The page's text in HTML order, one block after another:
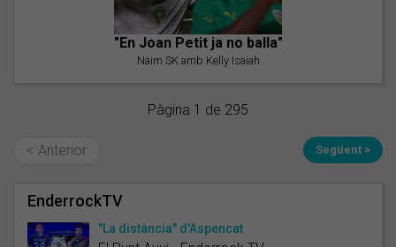
"En Joan Petit ja no balla"
Naim SK amb Kelly Isaiah
Pàgina 1 de 295
< Anterior Següent >
EnderrockTV
"La distància" d'Aspencat